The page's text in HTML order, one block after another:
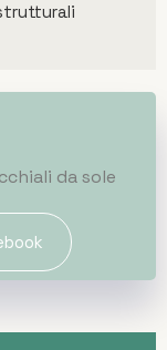
da sole